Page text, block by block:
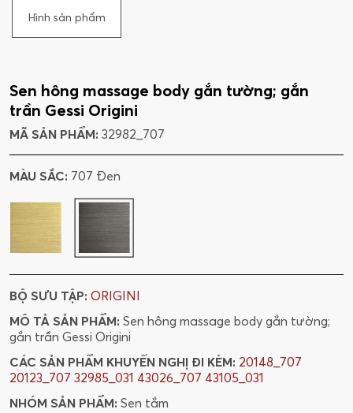
Hình sản phẩm
Sen hông massage body gắn tường; gắn
trần Gessi Origini
MÃ SẢN PHẨM: 32982_707
MÀU SẮC: 707 Đen
BỘ SƯU TẬP: ORIGINI
MÔ TẢ SẢN PHẨM: Sen hông massage body gắn tường;
gắn trần Gessi Origini
CÁC SẢN PHẨM KHUYẾN NGHỊ ĐI KÈM: 20148_707
20123_707 32985_031 43026_707 43105_031
NHÓM SẢN PHẨM: Sen tắm